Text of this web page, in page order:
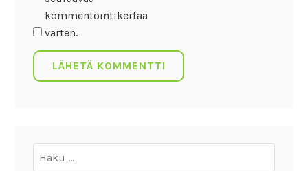
kommentointikertaa
varten.
Haku: